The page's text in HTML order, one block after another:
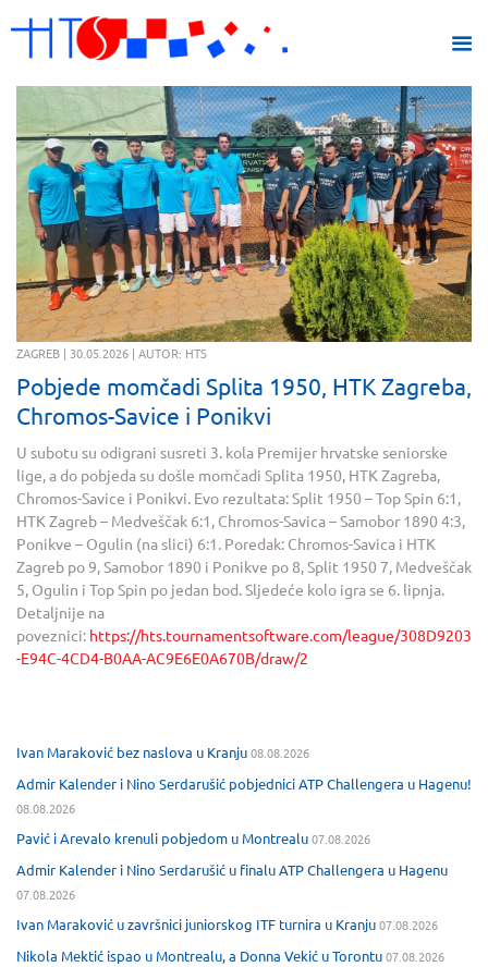
ZAGREB | 30.05.2026 | AUTOR: HTS
Pobjede momčadi Splita 1950, HTK Zagreba,
Chromos-Savice i Ponikvi
U subotu su odigrani susreti 3. kola Premijer hrvatske seniorske
lige, a do pobjeda su došle momčadi Splita 1950, HTK Zagreba,
Chromos-Savice i Ponikvi. Evo rezultata: Split 1950 – Top Spin 6:1,
HTK Zagreb – Medveščak 6:1, Chromos-Savica – Samobor 1890 4:3,
Ponikve – Ogulin (na slici) 6:1. Poredak: Chromos-Savica i HTK
Zagreb po 9, Samobor 1890 i Ponikve po 8, Split 1950 7, Medveščak
5, Ogulin i Top Spin po jedan bod. Sljedeće kolo igra se 6. lipnja.
Detaljnije na
poveznici: https://hts.tournamentsoftware.com/league/308D9203
-E94C-4CD4-B0AA-AC9E6E0A670B/draw/2
Ivan Maraković bez naslova u Kranju08.08.2026
Admir Kalender i Nino Serdarušić pobjednici ATP Challengera u Hagenu!
08.08.2026
Pavić i Arevalo krenuli pobjedom u Montrealu07.08.2026
Admir Kalender i Nino Serdarušić u finalu ATP Challengera u Hagenu
07.08.2026
Ivan Maraković u završnici juniorskog ITF turnira u Kranju07.08.2026
Nikola Mektić ispao u Montrealu, a Donna Vekić u Torontu07.08.2026